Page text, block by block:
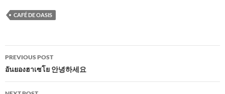
e
b
o
o
k
itt
er
A
p
CAFÉ DE OASIS
Post
navigation
PREVIOUS POST
อันยองฮาเซโย 안녕하세요